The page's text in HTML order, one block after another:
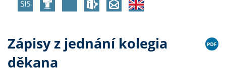
Zápisy z jednání kolegia
děkana